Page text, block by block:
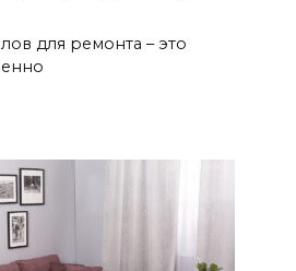
для ремонта – это